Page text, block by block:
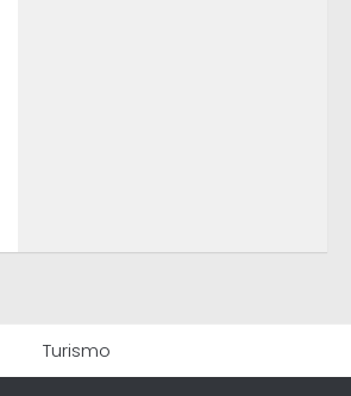
Turismo